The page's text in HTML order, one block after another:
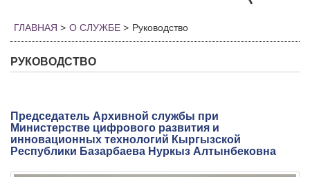
ГЛАВНАЯ > О СЛУЖБЕ > Руководство
РУКОВОДСТВО
Председатель Архивной службы при
Министерстве цифрового развития и
инновационных технологий Кыргызской
Республики Базарбаева Нуркыз Алтынбековна